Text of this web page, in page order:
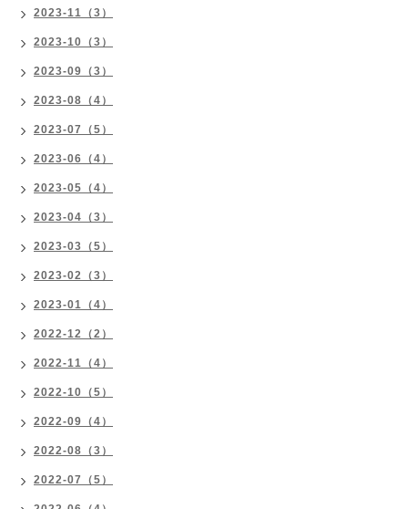
2023-11（3）
2023-10（3）
2023-09（3）
2023-08（4）
2023-07（5）
2023-06（4）
2023-05（4）
2023-04（3）
2023-03（5）
2023-02（3）
2023-01（4）
2022-12（2）
2022-11（4）
2022-10（5）
2022-09（4）
2022-08（3）
2022-07（5）